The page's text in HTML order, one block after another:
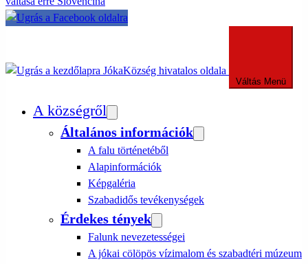
JókaKözség hivatalos oldala
Váltás Menü
A községről
Általános információk
A falu történetéből
Alapinformációk
Képgaléria
Szabadidős tevékenységek
Érdekes tények
Falunk nevezetességei
A jókai cölöpös vízimalom és szabadtéri múzeum